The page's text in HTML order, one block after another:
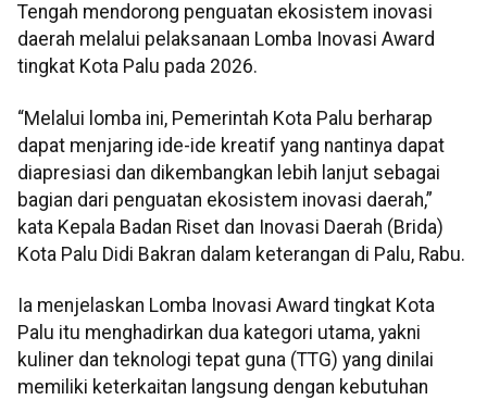
Tengah mendorong penguatan ekosistem inovasi
daerah melalui pelaksanaan Lomba Inovasi Award
tingkat Kota Palu pada 2026.
“Melalui lomba ini, Pemerintah Kota Palu berharap
dapat menjaring ide-ide kreatif yang nantinya dapat
diapresiasi dan dikembangkan lebih lanjut sebagai
bagian dari penguatan ekosistem inovasi daerah,”
kata Kepala Badan Riset dan Inovasi Daerah (Brida)
Kota Palu Didi Bakran dalam keterangan di Palu, Rabu.
Ia menjelaskan Lomba Inovasi Award tingkat Kota
Palu itu menghadirkan dua kategori utama, yakni
kuliner dan teknologi tepat guna (TTG) yang dinilai
memiliki keterkaitan langsung dengan kebutuhan